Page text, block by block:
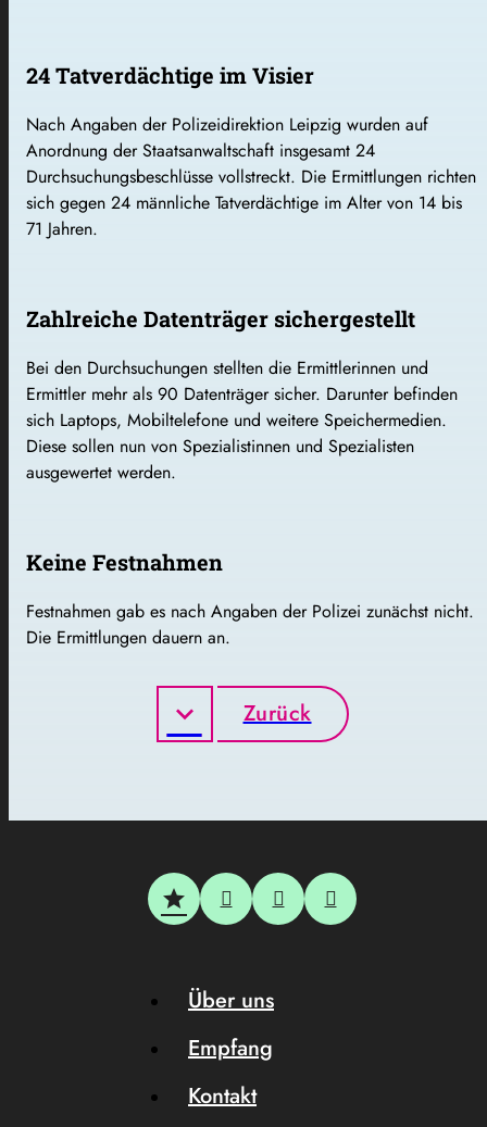
24 Tatverdächtige im Visier
Nach Angaben der Polizeidirektion Leipzig wurden auf
Anordnung der Staatsanwaltschaft insgesamt 24
Durchsuchungsbeschlüsse vollstreckt. Die Ermittlungen richten
sich gegen 24 männliche Tatverdächtige im Alter von 14 bis
71 Jahren.
Zahlreiche Datenträger sichergestellt
Bei den Durchsuchungen stellten die Ermittlerinnen und
Ermittler mehr als 90 Datenträger sicher. Darunter befinden
sich Laptops, Mobiltelefone und weitere Speichermedien.
Diese sollen nun von Spezialistinnen und Spezialisten
ausgewertet werden.
Keine Festnahmen
Festnahmen gab es nach Angaben der Polizei zunächst nicht.
Die Ermittlungen dauern an.
Zurück
Über uns
Empfang
Kontakt